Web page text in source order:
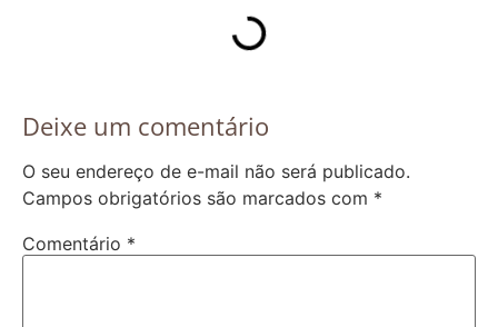
Deixe um comentário
O seu endereço de e-mail não será publicado.
Campos obrigatórios são marcados com *
Comentário *